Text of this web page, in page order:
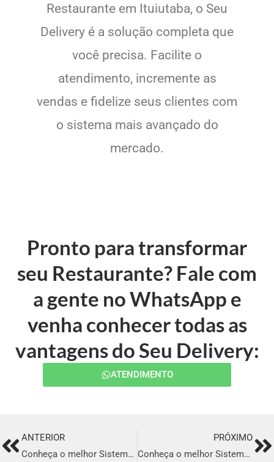
Restaurante em Ituiutaba, o Seu
Delivery é a solução completa que
você precisa. Facilite o
atendimento, incremente as
vendas e fidelize seus clientes com
o sistema mais avançado do
mercado.
Pronto para transformar
seu Restaurante? Fale com
a gente no WhatsApp e
venha conhecer todas as
vantagens do Seu Delivery:
ATENDIMENTO
PrevANTERIOR
Conheça o melhor Sistema para Delivery em Tubarão
PRÓXIMO
Conheça o melhor Sistema para Delivery em Tucuruí